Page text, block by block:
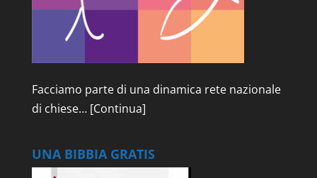
Facciamo parte di una dinamica rete nazionale
di chiese… [Continua]
UNA BIBBIA GRATIS